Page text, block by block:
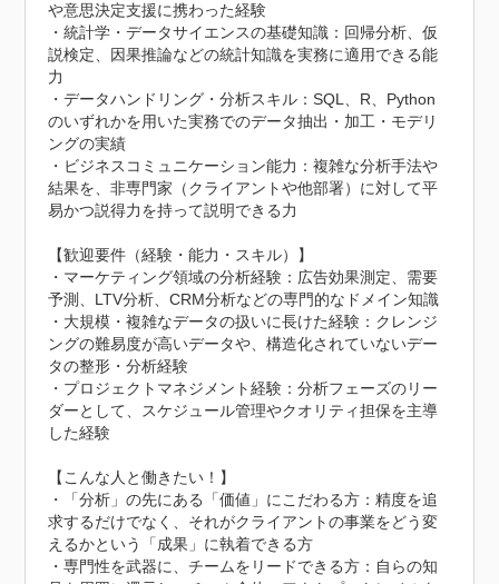
や意思決定支援に携わった経験
・統計学・データサイエンスの基礎知識：回帰分析、仮
説検定、因果推論などの統計知識を実務に適用できる能
力
・データハンドリング・分析スキル：SQL、R、Python
のいずれかを用いた実務でのデータ抽出・加工・モデリ
ングの実績
・ビジネスコミュニケーション能力：複雑な分析手法や
結果を、非専門家（クライアントや他部署）に対して平
易かつ説得力を持って説明できる力
【歓迎要件（経験・能力・スキル）】
・マーケティング領域の分析経験：広告効果測定、需要
予測、LTV分析、CRM分析などの専門的なドメイン知識
・大規模・複雑なデータの扱いに長けた経験：クレンジ
ングの難易度が高いデータや、構造化されていないデー
タの整形・分析経験
・プロジェクトマネジメント経験：分析フェーズのリー
ダーとして、スケジュール管理やクオリティ担保を主導
した経験
【こんな人と働きたい！】
・「分析」の先にある「価値」にこだわる方：精度を追
求するだけでなく、それがクライアントの事業をどう変
えるかという「成果」に執着できる方
・専門性を武器に、チームをリードできる方：自らの知